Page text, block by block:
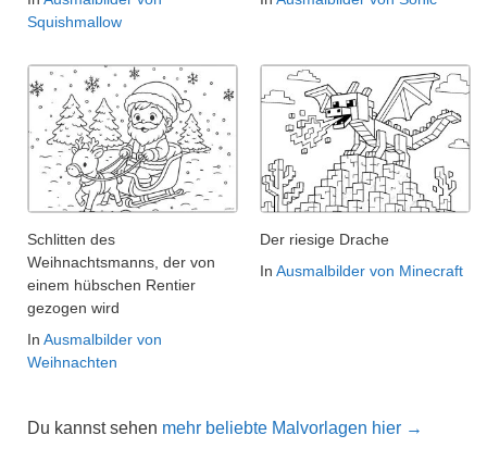
Squishmallow
Schlitten des
Weihnachtsmanns, der von
einem hübschen Rentier
gezogen wird
In Ausmalbilder von
Weihnachten
Der riesige Drache
In Ausmalbilder von Minecraft
Du kannst sehen mehr beliebte Malvorlagen hier →